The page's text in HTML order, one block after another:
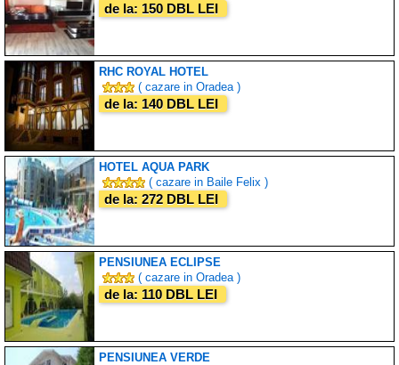
de la: 150 DBL LEI
RHC ROYAL HOTEL
( cazare in Oradea )
de la: 140 DBL LEI
HOTEL AQUA PARK
( cazare in Baile Felix )
de la: 272 DBL LEI
PENSIUNEA ECLIPSE
( cazare in Oradea )
de la: 110 DBL LEI
PENSIUNEA VERDE